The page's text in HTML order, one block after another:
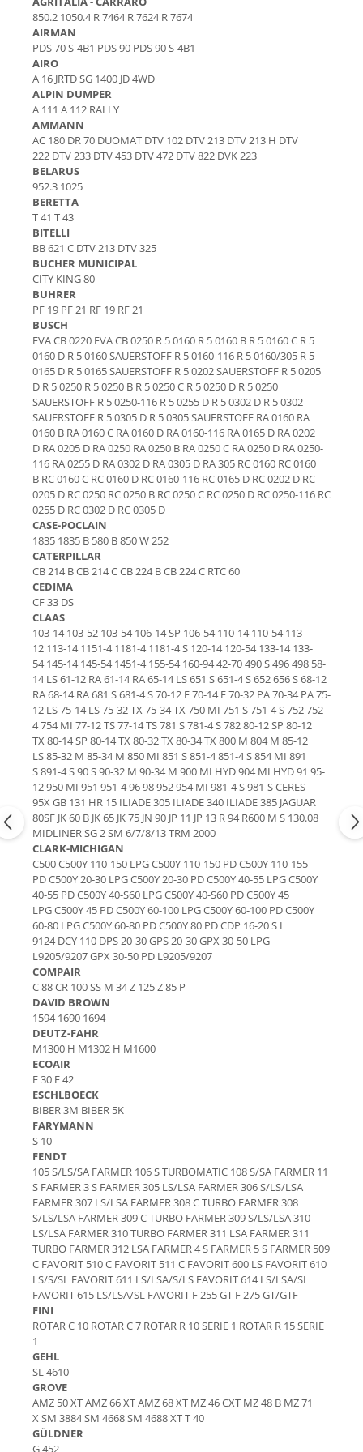
Senzor presiune ulei
Senzori temperatura ulei
Senzori suprasarcina
Senzori proximitate
Senzori de viteza
Senzori stabilizare
Senzori de viraj
Senzori de inclinatie
Senzor temperatura apa
Burduf pentru intrerupator
Contact 2 pozitii
Contact 3 pozitii
Contact 4 pozitii
Butoane
Selector 2 pozitii
Selector 3 pozitii
Intrerupator basculant 2 pozitii
Intrerupator 3 pozitii
Relee 12V
Relee 24V
Modul electronic
Faruri fata
Lampi spate
Orometru
Microintrerupator
Senzori utilaje
Calculatoare utilaje
Electrovalva - electroventil - electro
valva
Bobina 12V
Senzor de vant - anemometru
Intrerupator 4 pozitii
Bobina 10V
Bobina 20V
Lampi semnalizare
Bobina 14V
Bobina 28V
Relee 48V
Contact 5 pozitii
Contactor 36V
Senzori de greutate
Bobina 18V
Contactor 16V
Kit reparatii contactor
Contactor 65V
Contactor 96V
Releu 230V
Relee 6V
Intrerupatoare
Banda antistatica
Contact pornire
Claxon
Perii colectoare
Lampi avertizare
Lampi stroboscopice
Joystick-uri
Joystick Upright
Joystick Genie
Joystick JLG
Joystick Manitou
Joystick Merlo
Joystick JCB
Joystick Snorkel
Joystick Danfoss
Joystick Dieci
Joystick Sevcon
Joystick Skyjack
Joystick Niftylift
Joystick Airo
Piese Faun
Piese Dynapack
Piese Compair
Piese Cesab
Piese Case Construction
Piese Case Poclain
Piese Bomag
Piese Bobard
Piese Barthoud
Piese Baretta
Piese Benford
Piese Benati
Piese Belarus
Piese Baumann
Piese Barford
Piese Antonio Carraro
Piese Ammann
Piese Ahlmann
Piese Airo
Piese Aebi
Piese SDMO
Piese Doosan Daewoo
Piese Agritalia - Carraro
Piese Doppstadt
Piese Fai
Piese Kalmar
Piese Klemm
Piese Lansing Bagnall
Piese Laupetre
Piese Lebrero
Piese Macmoter
Piese Lugli
Piese Menzi Muck
Piese Mustang
Piese Steinbock
Piese Valpadana
Piese Zettelmeyer
Piese Venieri
Piese Nissan
Piese Sullair
Piese Rigitrac
Piese Krone
Piese Hiab Foco
Piese Artec
Piese O&K
Piese Airman
Piese TCM
Piese Sunward
Piese Pel Job
Piese Schaffer
Piese Ransomes
Piese Rammax
Piese Nilfisk
Piese Neuson
Piese Nagano
Piese Bitelli
Piese Carrier
850.2 1050.4 R 7464 R 7624 R 7674
AIRMAN
PDS 70 S-4B1 PDS 90 PDS 90 S-4B1
AIRO
A 16 JRTD SG 1400 JD 4WD
ALPIN DUMPER
A 111 A 112 RALLY
AMMANN
AC 180 DR 70 DUOMAT DTV 102 DTV 213 DTV 213 H DTV
222 DTV 233 DTV 453 DTV 472 DTV 822 DVK 223
BELARUS
952.3 1025
BERETTA
T 41 T 43
BITELLI
BB 621 C DTV 213 DTV 325
BUCHER MUNICIPAL
CITY KING 80
BUHRER
PF 19 PF 21 RF 19 RF 21
BUSCH
EVA CB 0220 EVA CB 0250 R 5 0160 R 5 0160 B R 5 0160 C R 5
0160 D R 5 0160 SAUERSTOFF R 5 0160-116 R 5 0160/305 R 5
0165 D R 5 0165 SAUERSTOFF R 5 0202 SAUERSTOFF R 5 0205
D R 5 0250 R 5 0250 B R 5 0250 C R 5 0250 D R 5 0250
SAUERSTOFF R 5 0250-116 R 5 0255 D R 5 0302 D R 5 0302
SAUERSTOFF R 5 0305 D R 5 0305 SAUERSTOFF RA 0160 RA
0160 B RA 0160 C RA 0160 D RA 0160-116 RA 0165 D RA 0202
D RA 0205 D RA 0250 RA 0250 B RA 0250 C RA 0250 D RA 0250-
116 RA 0255 D RA 0302 D RA 0305 D RA 305 RC 0160 RC 0160
B RC 0160 C RC 0160 D RC 0160-116 RC 0165 D RC 0202 D RC
0205 D RC 0250 RC 0250 B RC 0250 C RC 0250 D RC 0250-116 RC
0255 D RC 0302 D RC 0305 D
CASE-POCLAIN
1835 1835 B 580 B 850 W 252
CATERPILLAR
CB 214 B CB 214 C CB 224 B CB 224 C RTC 60
CEDIMA
CF 33 DS
CLAAS
103-14 103-52 103-54 106-14 SP 106-54 110-14 110-54 113-
12 113-14 1151-4 1181-4 1181-4 S 120-14 120-54 133-14 133-
54 145-14 145-54 1451-4 155-54 160-94 42-70 490 S 496 498 58-
14 LS 61-12 RA 61-14 RA 65-14 LS 651 S 651-4 S 652 656 S 68-12
RA 68-14 RA 681 S 681-4 S 70-12 F 70-14 F 70-32 PA 70-34 PA 75-
12 LS 75-14 LS 75-32 TX 75-34 TX 750 MI 751 S 751-4 S 752 752-
4 754 MI 77-12 TS 77-14 TS 781 S 781-4 S 782 80-12 SP 80-12
TX 80-14 SP 80-14 TX 80-32 TX 80-34 TX 800 M 804 M 85-12
LS 85-32 M 85-34 M 850 MI 851 S 851-4 851-4 S 854 MI 891
S 891-4 S 90 S 90-32 M 90-34 M 900 MI HYD 904 MI HYD 91 95-
12 950 MI 951 951-4 96 98 952 954 MI 981-4 S 981-S CERES
95X GB 131 HR 15 ILIADE 305 ILIADE 340 ILIADE 385 JAGUAR
80SF JK 60 B JK 65 JK 75 JN 90 JP 11 JP 13 R 94 R600 M S 130.08
MIDLINER SG 2 SM 6/7/8/13 TRM 2000
CLARK-MICHIGAN
C500 C500Y 110-150 LPG C500Y 110-150 PD C500Y 110-155
PD C500Y 20-30 LPG C500Y 20-30 PD C500Y 40-55 LPG C500Y
40-55 PD C500Y 40-S60 LPG C500Y 40-S60 PD C500Y 45
LPG C500Y 45 PD C500Y 60-100 LPG C500Y 60-100 PD C500Y
60-80 LPG C500Y 60-80 PD C500Y 80 PD CDP 16-20 S L
9124 DCY 110 DPS 20-30 GPS 20-30 GPX 30-50 LPG
L9205/9207 GPX 30-50 PD L9205/9207
COMPAIR
C 88 CR 100 SS M 34 Z 125 Z 85 P
DAVID BROWN
1594 1690 1694
DEUTZ-FAHR
M1300 H M1302 H M1600
ECOAIR
F 30 F 42
ESCHLBOECK
BIBER 3M BIBER 5K
FARYMANN
S 10
FENDT
105 S/LS/SA FARMER 106 S TURBOMATIC 108 S/SA FARMER 11
S FARMER 3 S FARMER 305 LS/LSA FARMER 306 S/LS/LSA
FARMER 307 LS/LSA FARMER 308 C TURBO FARMER 308
S/LS/LSA FARMER 309 C TURBO FARMER 309 S/LS/LSA 310
LS/LSA FARMER 310 TURBO FARMER 311 LSA FARMER 311
TURBO FARMER 312 LSA FARMER 4 S FARMER 5 S FARMER 509
C FAVORIT 510 C FAVORIT 511 C FAVORIT 600 LS FAVORIT 610
LS/S/SL FAVORIT 611 LS/LSA/S/LS FAVORIT 614 LS/LSA/SL
FAVORIT 615 LS/LSA/SL FAVORIT F 255 GT F 275 GT/GTF
FINI
ROTAR C 10 ROTAR C 7 ROTAR R 10 SERIE 1 ROTAR R 15 SERIE
1
GEHL
SL 4610
GROVE
AMZ 50 XT AMZ 66 XT AMZ 68 XT MZ 46 CXT MZ 48 B MZ 71
X SM 3884 SM 4668 SM 4688 XT T 40
GÜLDNER
G 452